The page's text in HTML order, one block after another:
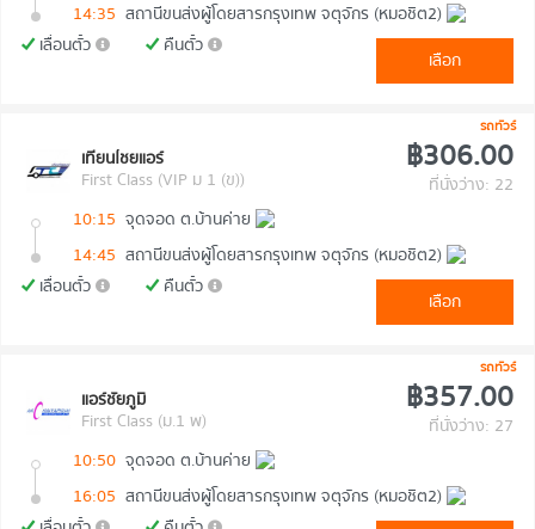
14:35 สถานีขนส่งผู้โดยสารกรุงเทพ จตุจักร (หมอชิต2)
เลื่อนตั๋ว
คืนตั๋ว
เลือก
รถทัวร์
เทียนไชยแอร์
First Class (VIP ม 1 (ข))
฿306.00
ที่นั่งว่าง: 22
10:15 จุดจอด ต.บ้านค่าย
14:45 สถานีขนส่งผู้โดยสารกรุงเทพ จตุจักร (หมอชิต2)
เลื่อนตั๋ว
คืนตั๋ว
เลือก
รถทัวร์
แอร์ชัยภูมิ
First Class (ม.1 พ)
฿357.00
ที่นั่งว่าง: 27
10:50 จุดจอด ต.บ้านค่าย
16:05 สถานีขนส่งผู้โดยสารกรุงเทพ จตุจักร (หมอชิต2)